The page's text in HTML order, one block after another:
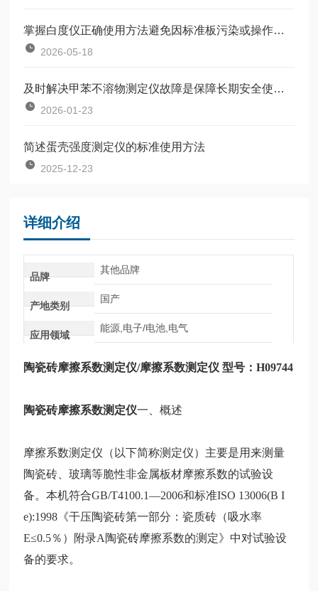
掌握白度仪正确使用方法避免因标准板污染或操作不规范引入误差
2026-05-18
及时解决甲苯不溶物测定仪故障是保障长期安全使用的关键
2026-01-23
简述蛋壳强度测定仪的标准使用方法
2025-12-23
详细介绍
品牌
其他品牌
产地类别
国产
应用领域
能源,电子/电池,电气
陶瓷砖摩擦系数测定仪/摩擦系数测定仪 型号：H09744
陶瓷砖摩擦系数测定仪一、概述
摩擦系数测定仪（以下简称测定仪）主要是用来测量
陶瓷砖、玻璃等脆性非金属板材摩擦系数的试验设
备。本机符合GB/T4100.1—2006和标准ISO 13006(B I
e):1998《干压陶瓷砖第一部分：瓷质砖（吸水率
E≤0.5％）附录A陶瓷砖摩擦系数的测定》中对试验设
备的要求。